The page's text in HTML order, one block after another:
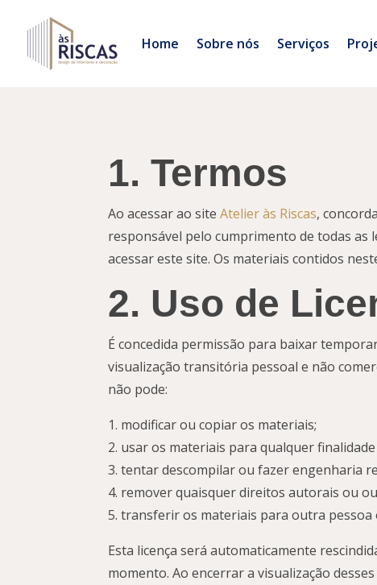
Home Sobre nós Serviços
1. Termos
Ao acessar ao siteAtelier às Riscas,
responsável pelo cumprimento de todas as
acessar este site. Os materiais contidos
2. Uso de
É concedida permissão para baixar
visualização transitória pessoal e não
não pode:
modificar ou copiar os materiais;
usar os materiais para qualquer
tentar descompilar ou fazer engenharia
remover quaisquer direitos autorais ou
transferir os materiais para outra pessoa
Esta licença será automaticamente
momento. Ao encerrar a visualização